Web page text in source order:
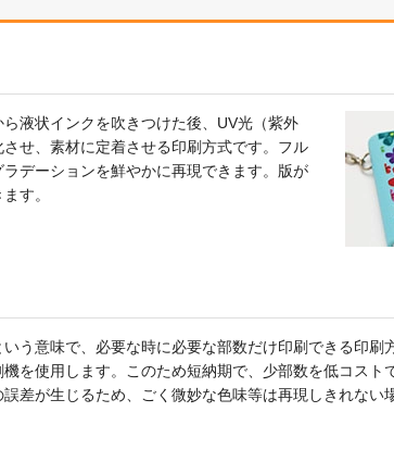
液状インクを吹きつけた後、UV光（紫外
せ、素材に定着させる印刷方式です。フル
デーションを鮮やかに再現できます。版が
す。
う意味で、必要な時に必要な部数だけ印刷できる印刷
を使用します。このため短納期で、少部数を低コスト
差が生じるため、ごく微妙な色味等は再現しきれない